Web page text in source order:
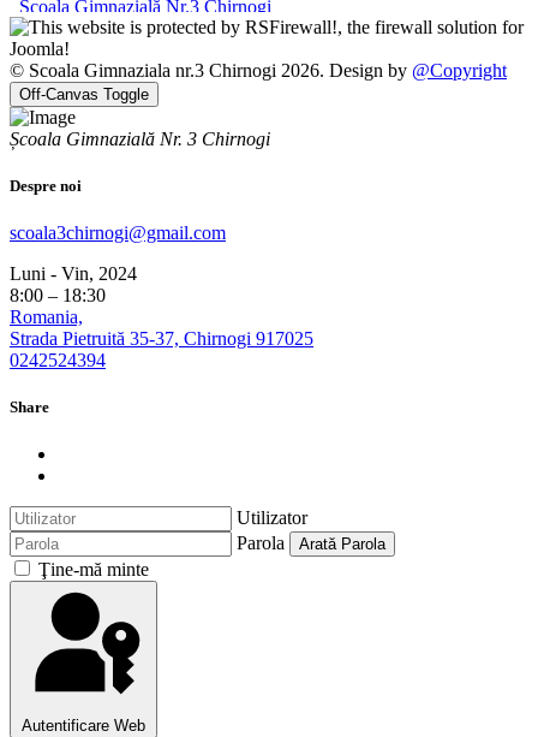
© Scoala Gimnaziala nr.3 Chirnogi 2026. Design by @Copyright
Off-Canvas Toggle
Școala Gimnazială Nr. 3 Chirnogi
Despre noi
scoala3chirnogi@gmail.com
Luni - Vin, 2024
8:00 – 18:30
Romania,
Strada Pietruită 35-37, Chirnogi 917025
0242524394
Share
Utilizator
Parola
Arată Parola
Ţine-mă minte
Autentificare Web